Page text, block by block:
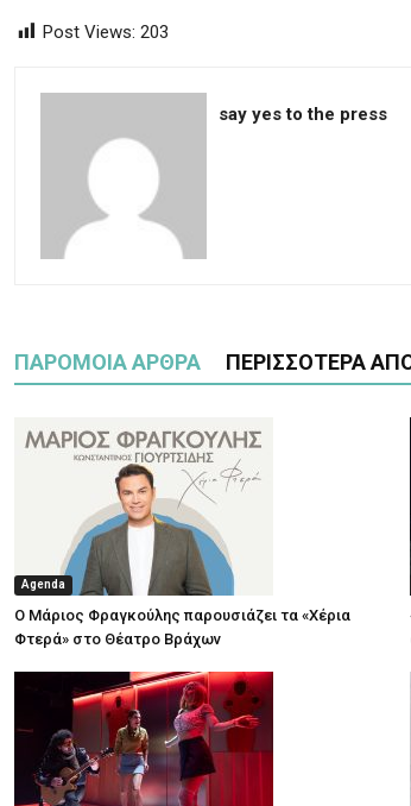
Post Views: 203
say yes to the press
ΠΑΡΟΜΟΙΑ ΑΡΘΡΑ ΠΕΡΙΣΣΟΤΕΡΑ
Agenda
Ο Μάριος Φραγκούλης παρουσιάζει τα «Χέρια
Φτερά» στο Θέατρο Βράχων